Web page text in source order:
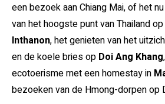
een bezoek aan Chiang Mai, of het
van het hoogste punt van Thailand
Inthanon, het genieten van het
en de koele bries op Doi Ang Khang
ecotoerisme met een homestay in
bezoeken van de Hmong-dorpen op